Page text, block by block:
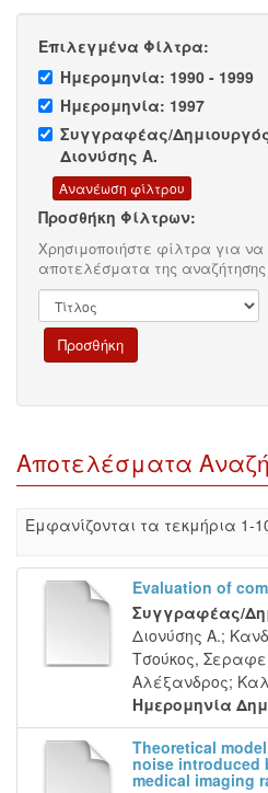
Επιλεγμένα Φίλτρα:
Ημερομηνία: 1990 - 1999
Ημερομηνία: 1997
Συγγραφέας/
Διονύσης Α.
Προσθήκη Φίλτρων:
Χρησιμοποιήστε φίλτρα για να
αποτελέσματα της αναζήτησης
Αποτελέσματα
Eμφανίζονται τα τεκμήρια 1-
Evaluation of
Συγγραφέας/
Διονύσης Α.;
Τσούκος,
Αλέξανδρος;
Ημερομηνία
Theoretical
noise
medical imaging